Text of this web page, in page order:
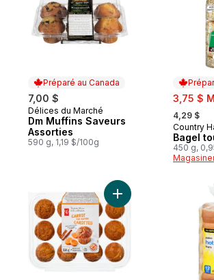
Préparé au Canada
7,00 $
Préparé au Canada
Délices du Marché
Dm Muffins Saveurs
Assorties
590 g, 1,19 $/100g
sale:
3,75 $
, formerly:
4,29 $
Préparé
Country
Bagel
450 g,
Ajouter Mini muffins